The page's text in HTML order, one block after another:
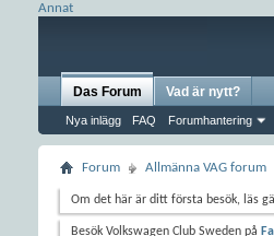
Annat
Das Forum
Nya inlägg FAQ Forumhantering
Vad är nytt?
Forum Allmänna VAG forum
Om det här är ditt första besök, läs
Besök Volkswagen Club Sweden på